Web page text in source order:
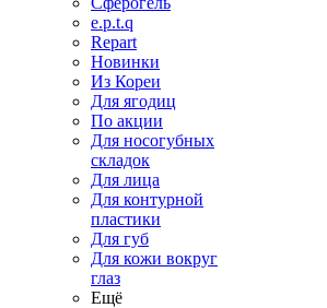
e.p.t.q
Repart
Новинки
Из Кореи
Для ягодиц
По акции
Для носогубных
складок
Для лица
Для контурной
пластики
Для губ
Для кожи вокруг
глаз
Ещё